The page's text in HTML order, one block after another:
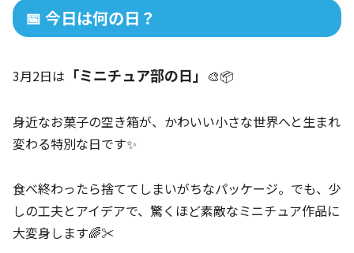
📅 今日は何の日？
3月2日は 「ミニチュア部の日」 🎨📦
身近なお菓子の空き箱が、かわいい小さな世界へと生まれ
変わる特別な日です✨
食べ終わったら捨ててしまいがちなパッケージ。でも、少
しの工夫とアイデアで、驚くほど素敵なミニチュア作品に
大変身します🌈✂️